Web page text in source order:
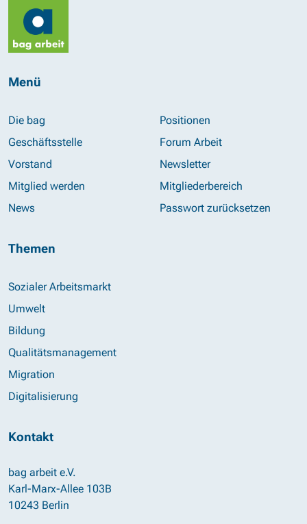
Menü
Die bag
Geschäftsstelle
Vorstand
Mitglied werden
News
Positionen
Forum Arbeit
Newsletter
Mitgliederbereich
Passwort zurücksetzen
Themen
Sozialer Arbeitsmarkt
Umwelt
Bildung
Qualitätsmanagement
Migration
Digitalisierung
Kontakt
bag arbeit e.V.
Karl-Marx-Allee 103B
10243 Berlin